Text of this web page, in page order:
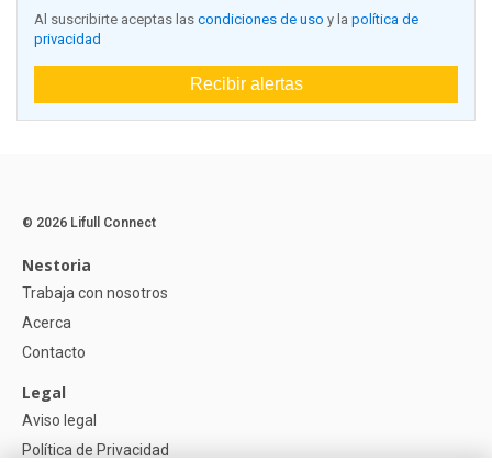
Al suscribirte aceptas las condiciones de uso y la política de
privacidad
Recibir alertas
© 2026 Lifull Connect
Nestoria
Trabaja con nosotros
Acerca
Contacto
Legal
Aviso legal
Política de Privacidad